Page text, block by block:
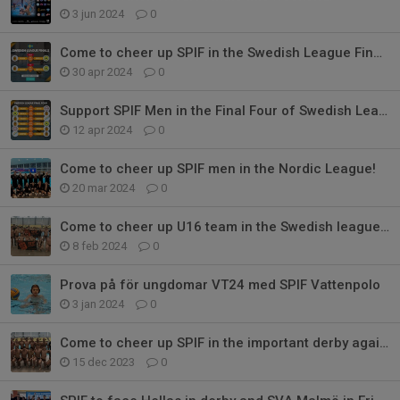
3 jun 2024 0
Come to cheer up SPIF in the Swedish League Finals!
30 apr 2024 0
Support SPIF Men in the Final Four of Swedish League!
12 apr 2024 0
Come to cheer up SPIF men in the Nordic League!
20 mar 2024 0
Come to cheer up U16 team in the Swedish league finals!
8 feb 2024 0
Prova på för ungdomar VT24 med SPIF Vattenpolo
3 jan 2024 0
Come to cheer up SPIF in the important derby against Neptun
15 dec 2023 0